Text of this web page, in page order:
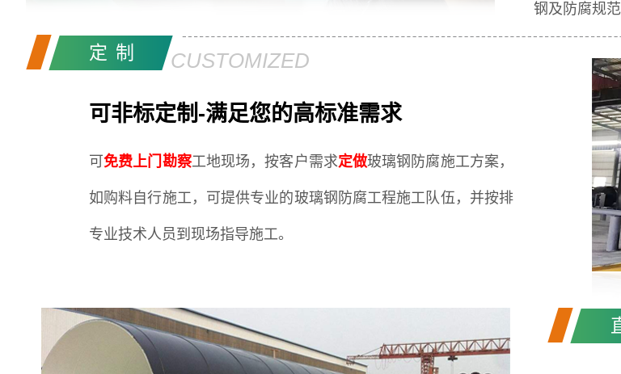
钢及防腐规
定制 CUSTOMIZED
可非标定制-满足您的高标准需求
可免费上门勘察工地现场，按客户需求定做玻璃钢防腐施工方案，
如购料自行施工，可提供专业的玻璃钢防腐工程施工队伍，并按排
专业技术人员到现场指导施工。